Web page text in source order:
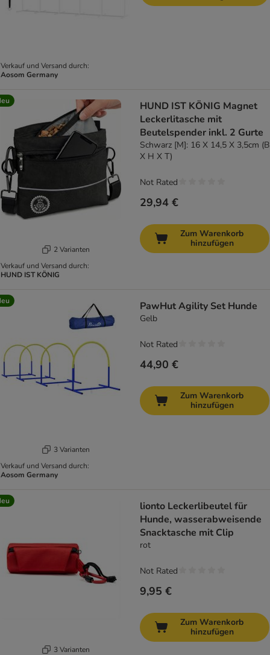
Verkauf und Versand durch:
Aosom Germany
2 Varianten
Verkauf und Versand durch:
HUND IST KÖNIG
HUND IST KÖNIG Magnet
Leckerlitasche mit
Beutelspender inkl. 2 Gurte
Schwarz [M]: 16 X 14,5 X 3,5cm (B
X H X T)
29,94 €
Not Rated
Zum Warenkorb
hinzufügen
3 Varianten
Verkauf und Versand durch:
Aosom Germany
PawHut Agility Set Hunde
Gelb
44,90 €
Not Rated
Zum Warenkorb
hinzufügen
3 Varianten
lionto Leckerlibeutel für
Hunde, wasserabweisende
Snacktasche mit Clip
rot
9,95 €
Not Rated
Zum Warenkorb
hinzufügen